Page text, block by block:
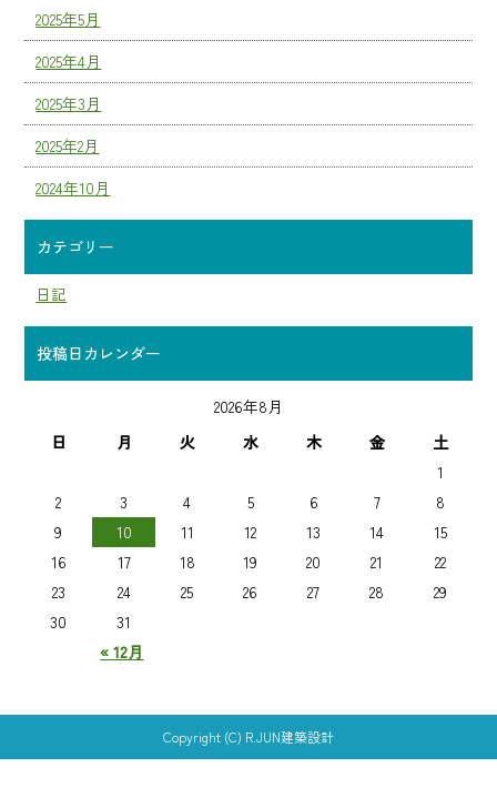
2025年5月
2025年4月
2025年3月
2025年2月
2024年10月
カテゴリー
日記
投稿日カレンダー
2026年8月
日
月 火 水 木 金 土
« 12月
1
2
3 4 5 6 7
8
9
10 11 12 13 14
15
16
17 18 19 20 21
22
23
24 25 26 27 28
29
30
31
Copyright (C) R.JUN建築設計